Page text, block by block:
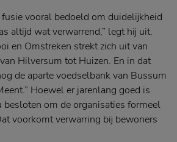
vooral bedoeld om duidelijkheid
altijd wat verwarrend,” legt hij uit.
en Omstreken strekt zich uit van
Hilversum tot Huizen. En in dat
de aparte voedselbank van Bussum
Hoewel er jarenlang goed is
besloten om de organisaties formeel
voorkomt verwarring bij bewoners